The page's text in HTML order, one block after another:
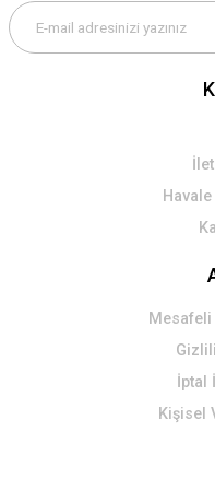
Mesafeli
İptal
Kişisel